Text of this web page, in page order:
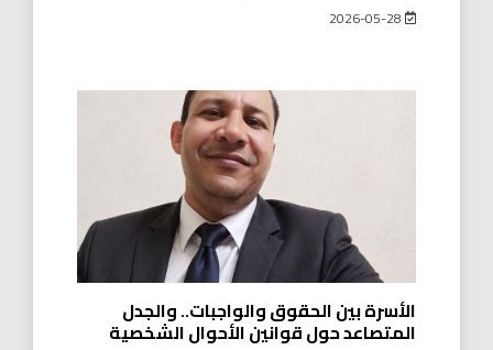
الأسرة بين الحقوق والواجبات.. والجدل
المتصاعد حول قوانين الأحوال الشخصية